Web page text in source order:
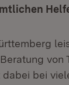
von
bei